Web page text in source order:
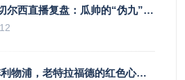
曼城 vs 切尔西直播复盘：瓜帅的“伪九”陷阱，如何绞杀蓝军的“三中卫”？
曼联对阵利物浦，老特拉福德的红色心跳与蓝色暗涌